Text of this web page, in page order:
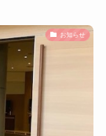
お知らせ